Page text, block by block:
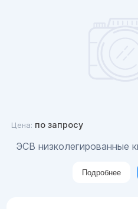
Цена: по запросу
ЭСВ низколегированные
Подробнее